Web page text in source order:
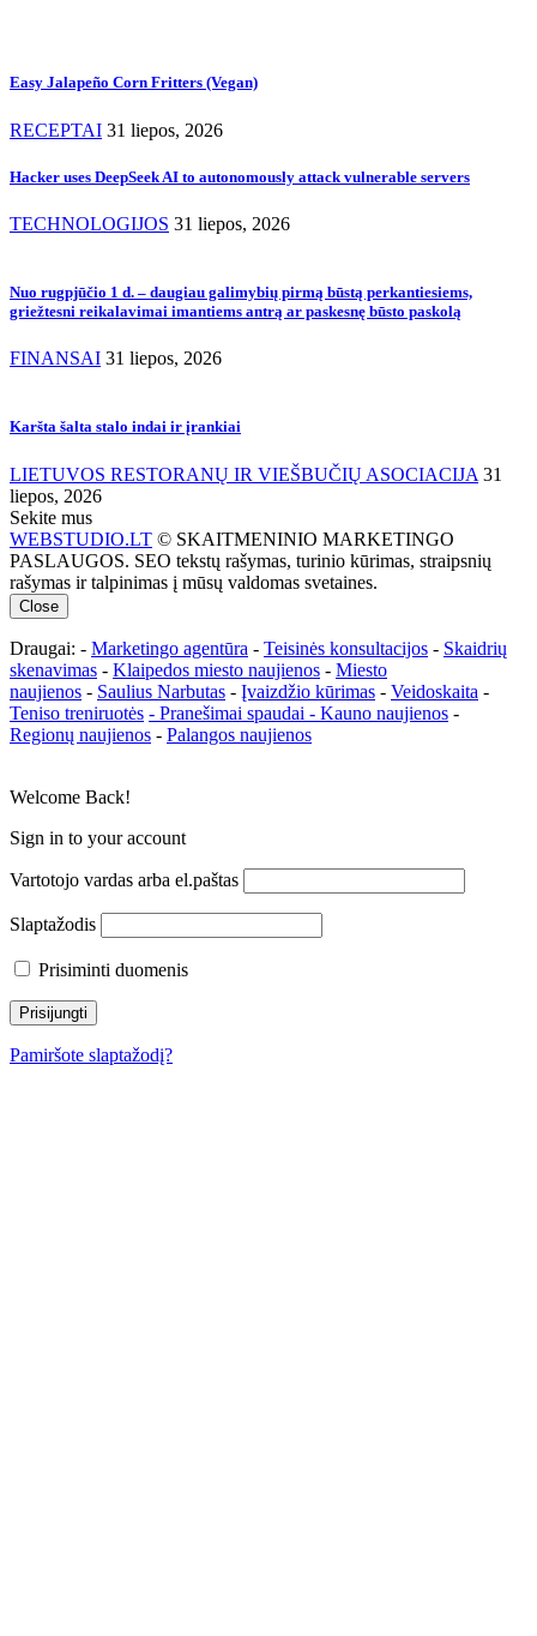
Easy Jalapeño Corn Fritters (Vegan)
RECEPTAI 31 liepos, 2026
Hacker uses DeepSeek AI to autonomously attack vulnerable servers
TECHNOLOGIJOS 31 liepos, 2026
Nuo rugpjūčio 1 d. – daugiau galimybių pirmą būstą perkantiesiems,
griežtesni reikalavimai imantiems antrą ar paskesnę būsto paskolą
FINANSAI 31 liepos, 2026
Karšta šalta stalo indai ir įrankiai
LIETUVOS RESTORANŲ IR VIEŠBUČIŲ ASOCIACIJA 31
liepos, 2026
Sekite mus
WEBSTUDIO.LT © SKAITMENINIO MARKETINGO
PASLAUGOS. SEO tekstų rašymas, turinio kūrimas, straipsnių
rašymas ir talpinimas į mūsų valdomas svetaines.
Close
Draugai: - Marketingo agentūra - Teisinės konsultacijos - Skaidrių
skenavimas - Klaipedos miesto naujienos - Miesto
naujienos - Saulius Narbutas - Įvaizdžio kūrimas - Veidoskaita -
Teniso treniruotės - Pranešimai spaudai - Kauno naujienos -
Regionų naujienos - Palangos naujienos
Welcome Back!
Sign in to your account
Vartotojo vardas arba el.paštas
Slaptažodis
Prisiminti duomenis
Pamiršote slaptažodį?